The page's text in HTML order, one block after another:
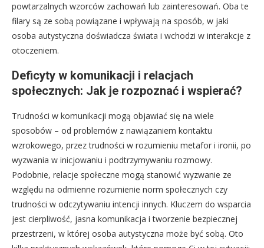
powtarzalnych wzorców zachowań lub zainteresowań. Oba te
filary są ze sobą powiązane i wpływają na sposób, w jaki
osoba autystyczna doświadcza świata i wchodzi w interakcje z
otoczeniem.
Deficyty w komunikacji i relacjach
społecznych: Jak je rozpoznać i wspierać?
Trudności w komunikacji mogą objawiać się na wiele
sposobów – od problemów z nawiązaniem kontaktu
wzrokowego, przez trudności w rozumieniu metafor i ironii, po
wyzwania w inicjowaniu i podtrzymywaniu rozmowy.
Podobnie, relacje społeczne mogą stanowić wyzwanie ze
względu na odmienne rozumienie norm społecznych czy
trudności w odczytywaniu intencji innych. Kluczem do wsparcia
jest cierpliwość, jasna komunikacja i tworzenie bezpiecznej
przestrzeni, w której osoba autystyczna może być sobą. Oto